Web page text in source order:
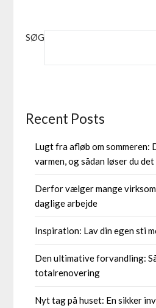
SØG
Recent Posts
Lugt fra afløb om
varmen, og sådan løser du det
Derfor vælger mange
daglige arbejde
Inspiration: Lav din egen sti
Den ultimative forvandling:
totalrenovering
Nyt tag på huset: En sikker